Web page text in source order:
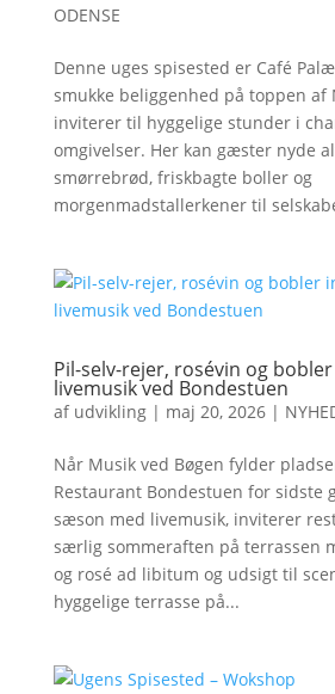
ODENSE
Denne uges spisested er Café
smukke beliggenhed på toppen af
inviterer til hyggelige stunder i
omgivelser. Her kan gæster nyde
smørrebrød, friskbagte boller og
morgenmadstallerkener til
Pil-selv-rejer, rosévin og
livemusik ved Bondestuen
af udvikling| maj 20, 2026|
Når Musik ved Bøgen fylder
Restaurant Bondestuen for sidste
sæson med livemusik, inviterer
særlig sommeraften på terrassen
og rosé ad libitum og udsigt til
hyggelige terrasse på...